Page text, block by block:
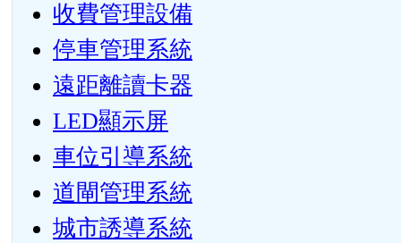
收費管理設備
停車管理系統
遠距離讀卡器
LED顯示屏
車位引導系統
道閘管理系統
城市誘導系統